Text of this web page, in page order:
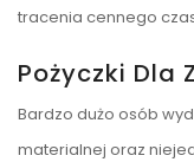
tracenia cennego
Pożyczki Dla
Bardzo dużo osób
materialnej oraz